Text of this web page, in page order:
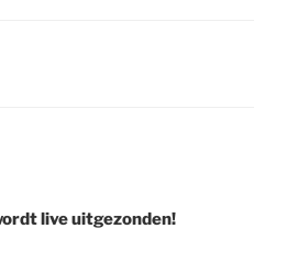
live uitgezonden!